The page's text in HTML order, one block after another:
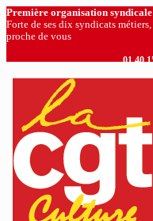
Première organisation
Forte de ses dix syndicats
proche de vous
01 40